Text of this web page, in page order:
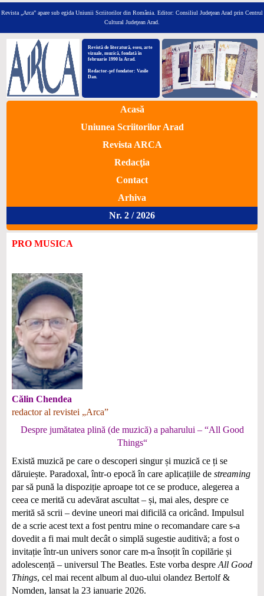
Revista „Arca” apare sub egida Uniunii Scriitorilor din România. Editor: Consiliul Judeţean Arad prin Centrul
Cultural Judeţean Arad.
Revistă de literatură, eseu, arte
vizuale, muzică, fondată în
februarie 1990 la Arad.
Redactor-şef fondator: Vasile
Dan.
Acasă
Uniunea Scriitorilor Arad
Revista ARCA
Redacţia
Contact
Arhiva
Nr. 2 / 2026
PRO MUSICA
Călin Chendea
redactor al revistei „Arca”
Despre jumătatea plină (de muzică) a paharului – “All Good
Things“
Există muzică pe care o descoperi singur și muzică ce ți se
dăruiește. Paradoxal, într-o epocă în care aplicațiile de streaming
par să pună la dispoziție aproape tot ce se produce, alegerea a
ceea ce merită cu adevărat ascultat – și, mai ales, despre ce
merită să scrii – devine uneori mai dificilă ca oricând. Impulsul
de a scrie acest text a fost pentru mine o recomandare care s-a
dovedit a fi mai mult decât o simplă sugestie auditivă; a fost o
invitație într-un univers sonor care m-a însoțit în copilărie și
adolescență – universul The Beatles. Este vorba despre All Good
Things, cel mai recent album al duo-ului olandez Bertolf &
Nomden, lansat la 23 ianuarie 2026.